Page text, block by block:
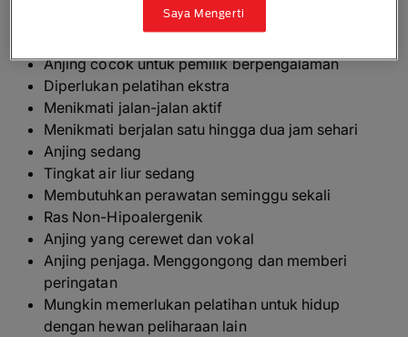
Yang perlu diketahui
Anjing cocok untuk pemilik berpengalaman
Diperlukan pelatihan ekstra
Menikmati jalan-jalan aktif
Menikmati berjalan satu hingga dua jam sehari
Anjing sedang
Tingkat air liur sedang
Membutuhkan perawatan seminggu sekali
Ras Non-Hipoalergenik
Anjing yang cerewet dan vokal
Anjing penjaga. Menggongong dan memberi
peringatan
Mungkin memerlukan pelatihan untuk hidup
dengan hewan peliharaan lain
Saya Mengerti